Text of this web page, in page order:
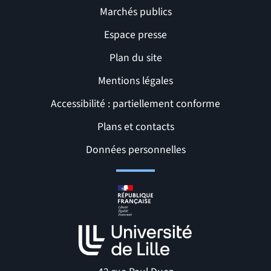
Liens et pages utiles
Marchés publics
Espace presse
Plan du site
Mentions légales
Accessibilité : partiellement conforme
Plans et contacts
Données personnelles